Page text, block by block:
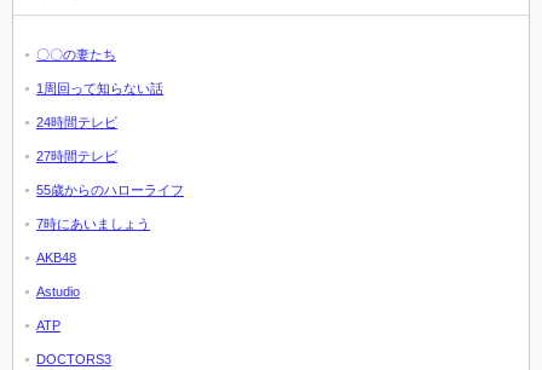
〇〇の妻たち
1周回って知らない話
24時間テレビ
27時間テレビ
55歳からのハローライフ
7時にあいましょう
AKB48
Astudio
ATP
DOCTORS3